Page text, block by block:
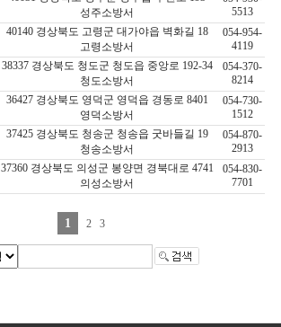
성주소방서
5513
40140 경상북도 고령군 대가야읍 벽화길 18
고령소방서
054-954-
4119
38337 경상북도 청도군 청도읍 중앙로 192-34
청도소방서
054-370-
8214
36427 경상북도 영덕군 영덕읍 경동로 8401
영덕소방서
054-730-
1512
37425 경상북도 청송군 청송읍 굿바들길 19
청송소방서
054-870-
2913
37360 경상북도 의성군 봉양면 경북대로 4741
의성소방서
054-830-
7701
1 2 3